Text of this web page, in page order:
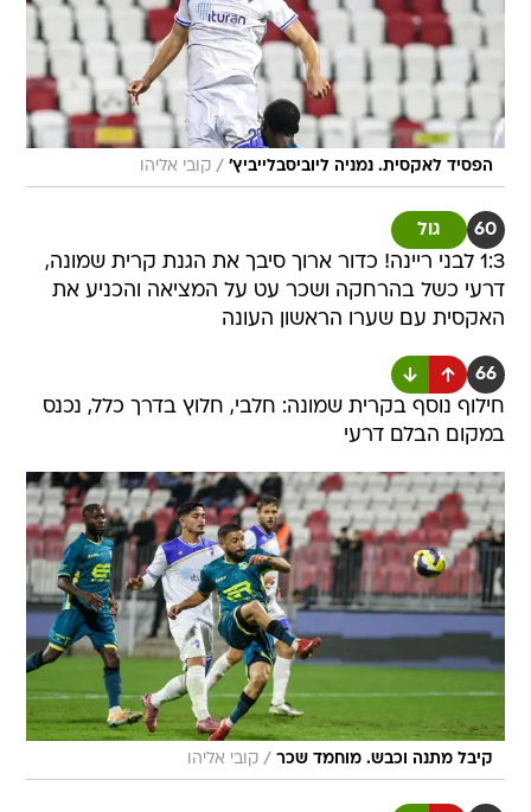
הפסיד לאקסית. נמניה ליוביסבלייביץ' / קובי אליהו
60 גול
1:3 לבני ריינה! כדור ארוך סיבך את הגנת קרית שמונה,
דרעי כשל בהרחקה ושכר עט על המציאה והכניע את
האקסית עם שערו הראשון העונה
66
חילוף נוסף בקרית שמונה: חלבי, חלוץ בדרך כלל, נכנס
במקום הבלם דרעי
קיבל מתנה וכבש. מוחמד שכר / קובי אליהו